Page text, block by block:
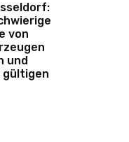
von
und
gültigen